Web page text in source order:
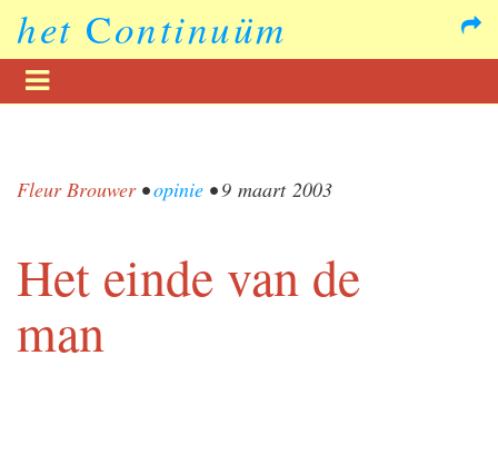
het Continuüm
Fleur Brouwer•opinie •9 maart 2003
Het einde van de
man